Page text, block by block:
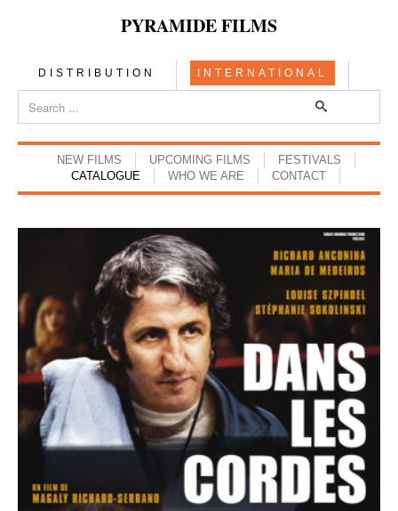
PYRAMIDE FILMS
DISTRIBUTION INTERNATIONAL
NEW FILMS UPCOMING FILMS
FESTIVALS
CATALOGUE
WHO WE ARE CONTACT